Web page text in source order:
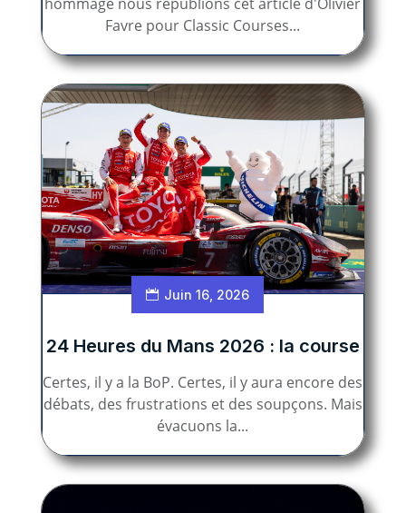
Favre pour Classic Courses...
Juin 16, 2026
24 Heures du Mans 2026 : la course
Certes, il y a la BoP. Certes, il y aura encore des
débats, des frustrations et des soupçons. Mais
évacuons la...